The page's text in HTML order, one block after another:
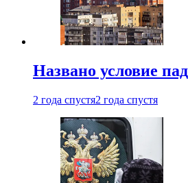
Названо условие
2 года спустя2 года спустя